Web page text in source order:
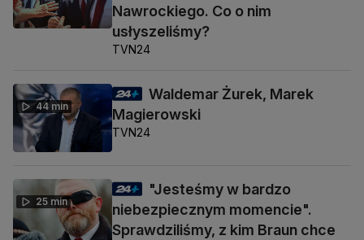
Nawrockiego. Co o nim
usłyszeliśmy?
TVN24
44 min
Waldemar Żurek, Marek
Magierowski
TVN24
25 min
"Jesteśmy w bardzo
niebezpiecznym momencie".
Sprawdziliśmy, z kim Braun chce